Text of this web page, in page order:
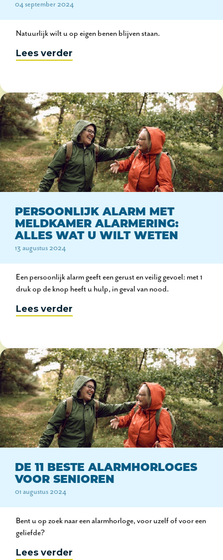
04 september 2024
Natuurlijk wilt u op eigen benen blijven staan.
Lees verder
PERSOONLIJK ALARM MET
MELDKAMER ALARMERING:
ALLES WAT U WILT WETEN
13 augustus 2024
Een persoonlijk alarm geeft een gerust en veilig gevoel: met 1
druk op de knop heeft u hulp, in geval van nood.
Lees verder
DE 11 BESTE ALARMHORLOGES
VOOR SENIOREN
01 augustus 2024
Bent u op zoek naar een alarmhorloge, voor uzelf of voor een
geliefde?
Lees verder